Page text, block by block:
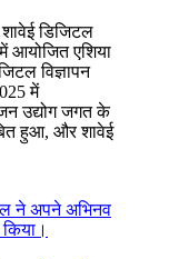
डिजिटल
आयोजित एशिया
विज्ञापन
में
उद्योग जगत के
हुआ, और शावेई